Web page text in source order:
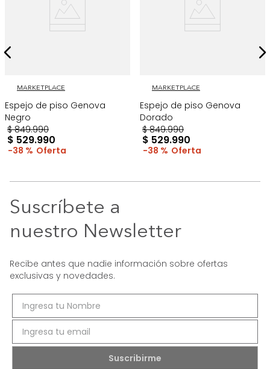
MARKETPLACE
Espejo de piso Genova
Negro
$ 849.990
$ 529.990
38 %
MARKETPLACE
Espejo de piso Genova
Dorado
$ 849.990
$ 529.990
38 %
Suscríbete a
nuestro Newsletter
Recibe antes que nadie información sobre ofertas
exclusivas y novedades.